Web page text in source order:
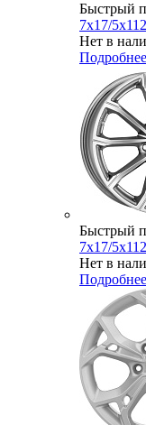
Быстрый
7x17/
Нет в
Подробнее
Быстрый
7x17/
Нет в
Подробнее